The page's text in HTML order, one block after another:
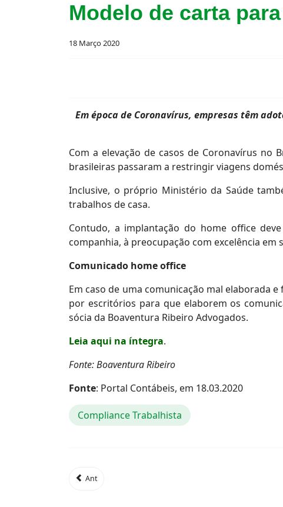
Modelo de carta
18 Março 2020
Em época de Coronavírus, empresas têm
Com a elevação de casos de Coronavírus no
brasileiras passaram a restringir viagens
Inclusive, o próprio Ministério da Saúde
trabalhos de casa.
Contudo, a implantação do home office
companhia, à preocupação com excelência
Comunicado home office
Em caso de uma comunicação mal elaborada
por escritórios para que elaborem os
sócia da Boaventura Ribeiro Advogados.
Leia aqui na íntegra.
Fonte: Boaventura Ribeiro
Fonte: Portal Contábeis, em 18.03.2020
Compliance Trabalhista
Ant